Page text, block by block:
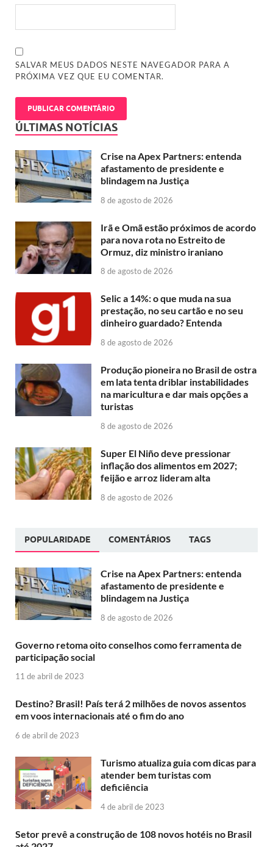
SALVAR MEUS DADOS NESTE NAVEGADOR PARA A
PRÓXIMA VEZ QUE EU COMENTAR.
ÚLTIMAS NOTÍCIAS
Crise na Apex Partners: entenda
afastamento de presidente e
blindagem na Justiça
8 de agosto de 2026
Irã e Omã estão próximos de acordo
para nova rota no Estreito de
Ormuz, diz ministro iraniano
8 de agosto de 2026
Selic a 14%: o que muda na sua
prestação, no seu cartão e no seu
dinheiro guardado? Entenda
8 de agosto de 2026
Produção pioneira no Brasil de ostra
em lata tenta driblar instabilidades
na maricultura e dar mais opções a
turistas
8 de agosto de 2026
Super El Niño deve pressionar
inflação dos alimentos em 2027;
feijão e arroz lideram alta
8 de agosto de 2026
POPULARIDADE COMENTÁRIOS TAGS
Crise na Apex Partners: entenda
afastamento de presidente e
blindagem na Justiça
8 de agosto de 2026
Governo retoma oito conselhos como ferramenta de
participação social
11 de abril de 2023
Destino? Brasil! País terá 2 milhões de novos assentos
em voos internacionais até o fim do ano
6 de abril de 2023
Turismo atualiza guia com dicas para
atender bem turistas com
deficiência
4 de abril de 2023
Setor prevê a construção de 108 novos hotéis no Brasil